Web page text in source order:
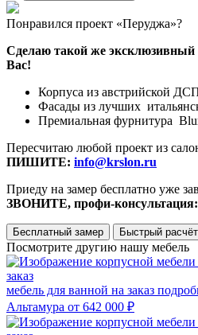
Понравился проект «Перуджа»?
Сделаю такой же эксклюзивный
Вас!
Корпуса из австрийской
Фасады из лучших
Премиальная фурнитура
Пересчитаю любой проект из
ПИШИТЕ: info@krslon.ru
Приеду на замер бесплатно уже
ЗВОНИТЕ, профи-консультация:
Бесплатный замер Быстрый расчёт
Посмотрите другию нашу мебель
мебель для ванной на заказ
Альтамура от 642 000 ₽